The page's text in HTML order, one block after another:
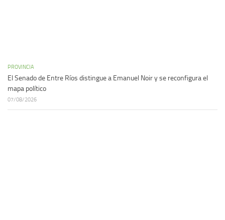
PROVINCIA
El Senado de Entre Ríos distingue a Emanuel Noir y se reconfigura el
mapa político
07/08/2026